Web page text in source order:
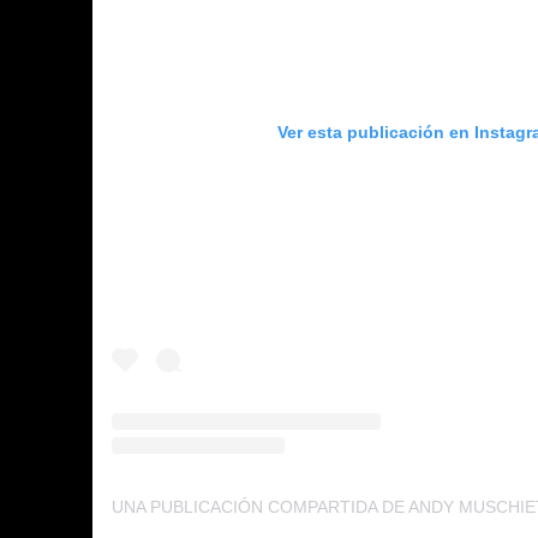
Ver esta publicación en